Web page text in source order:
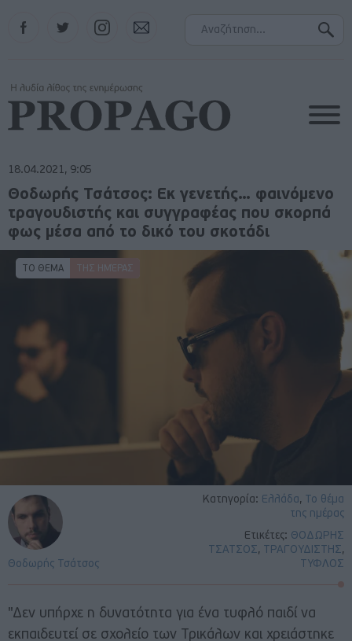
Instagram
18.04.2021, 9:05
ΤΟ ΘΕΜΑ ΤΗΣ ΗΜΈΡΑΣ
Κατηγορία: Ελλάδα,
Το θέμα
της ημέρας
Ετικέτες: ΘΟΔΩΡΗΣ
ΤΣΑΤΣΟΣ, ΤΡΑΓΟΥΔΙΣΤΗΣ,
ΤΥΦΛΟΣ
Θοδωρής Τσάτσος
Θοδωρής Τσάτσος: Εκ γενετής… φαινόμενο
τραγουδιστής και συγγραφέας που σκορπά
φως μέσα από το δικό του σκοτάδι
"Δεν υπήρχε η δυνατότητα για ένα τυφλό παιδί να
εκπαιδευτεί σε σχολείο των Τρικάλων και χρειάστηκε